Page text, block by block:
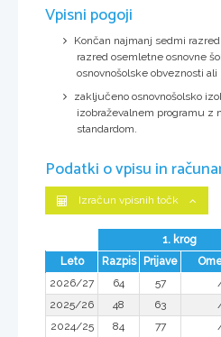
Vpisni pogoji
Končan najmanj sedmi
razred osemletne osnovne
osnovnošolske obveznosti ali
zaključeno osnovnošolsko
izobraževalnem programu z
standardom.
Podatki o vpisu in
Izračun vpisnih točk
1. krog
Leto
Razpis Prijave
2026/27
64 57
2025/26
48 63
2024/25
84 77